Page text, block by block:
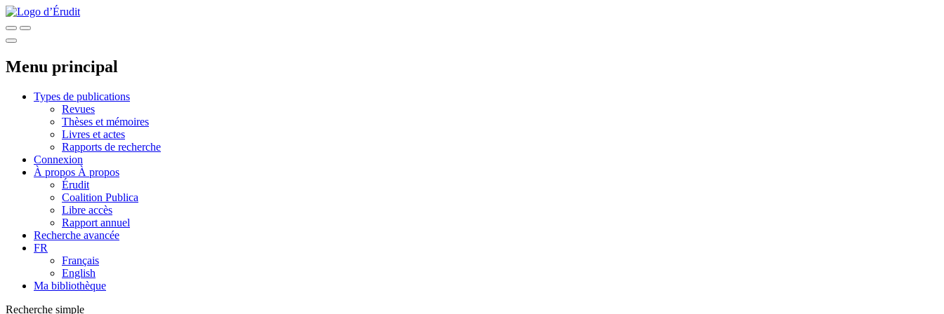
Menu principal
Types de publications
Revues
Thèses et mémoires
Livres et actes
Rapports de recherche
Connexion
À propos À propos
Érudit
Coalition Publica
Libre accès
Rapport annuel
Recherche avancée
FR
Français
English
Ma bibliothèque
Recherche simple